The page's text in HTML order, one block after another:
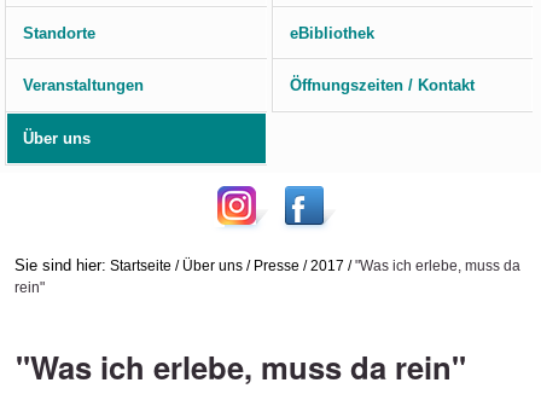
Standorte eBibliothek
Veranstaltungen Öffnungszeiten / Kontakt
Über uns
Sie sind hier: Startseite / Über uns / Presse /2017 /"Was ich erlebe, muss da
rein"
"Was ich erlebe, muss da rein"